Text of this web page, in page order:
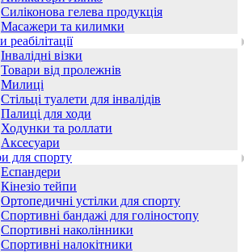
Силіконова гелева продукція
Масажери та килимки
реабілітації
Інвалідні візки
Товари від пролежнів
Милиці
Стільці туалети для інвалідів
Палиці для ходи
Ходунки та роллати
Аксесуари
для спорту
Еспандери
Кінезіо тейпи
Ортопедичні устілки для спорту
Спортивні бандажі для голіностопу
Спортивні наколінники
Спортивні налокітники